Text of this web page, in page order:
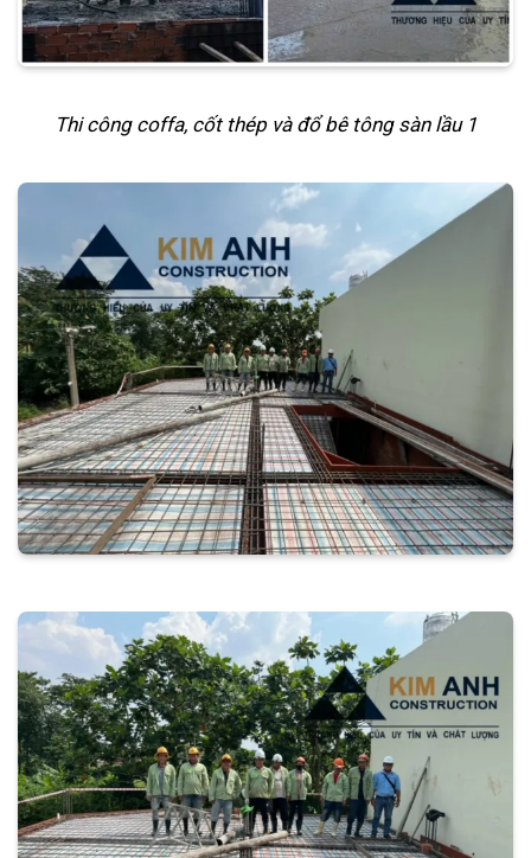
Thi công coffa, cốt thép và đổ bê tông sàn lầu 1